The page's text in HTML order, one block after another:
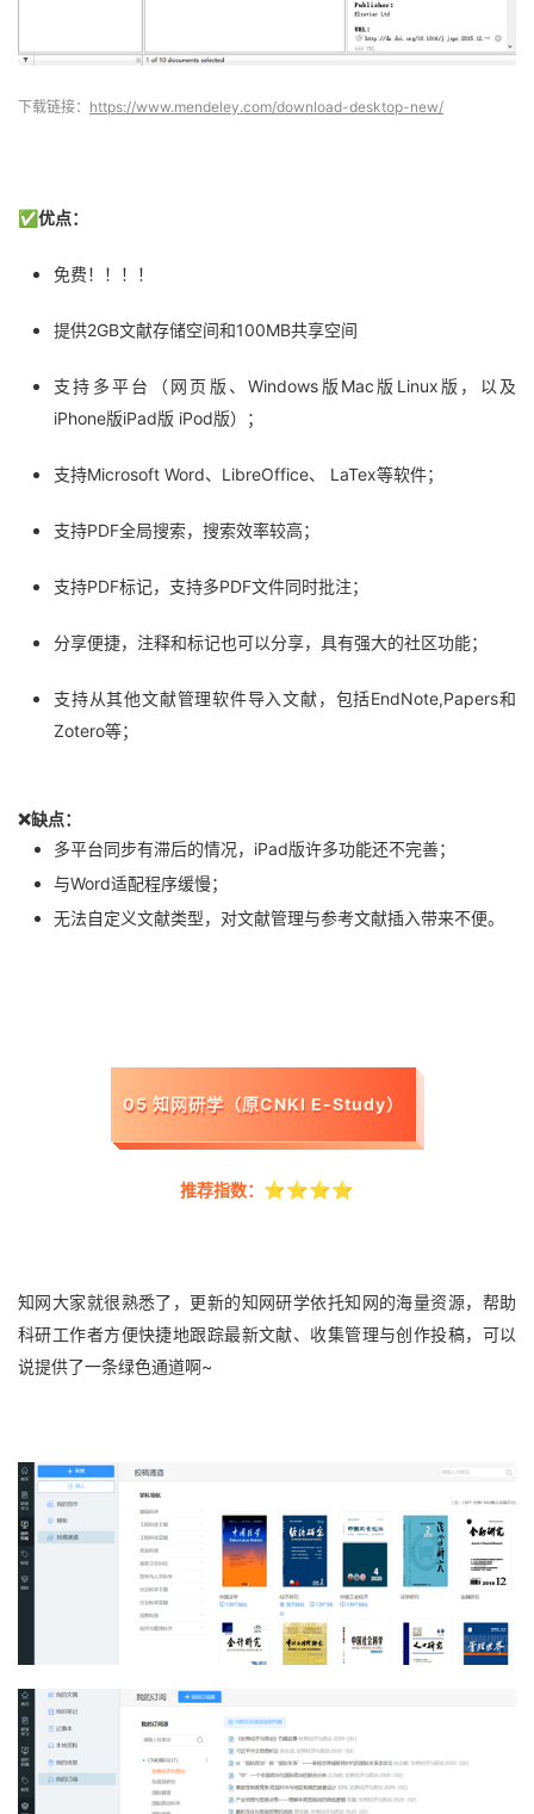
下载链接： https://www.mendeley.com/download-desktop-new/
✅优点：
免费！！！！
提供2GB文献存储空间和100MB共享空间
支持多平台（网页版、Windows版Mac版Linux版，以及
iPhone版iPad版 iPod版）；
支持Microsoft Word、LibreOffice、 LaTex等软件；
支持PDF全局搜索，搜索效率较高；
支持PDF标记，支持多PDF文件同时批注；
分享便捷，注释和标记也可以分享，具有强大的社区功能；
支持从其他文献管理软件导入文献，包括EndNote,Papers和
Zotero等；
❌缺点：
多平台同步有滞后的情况，iPad版许多功能还不完善；
与Word适配程序缓慢；
无法自定义文献类型，对文献管理与参考文献插入带来不便。
05 知网研学（原CNKI E-Study）
推荐指数： ⭐⭐⭐⭐
知网大家就很熟悉了，更新的知网研学依托知网的海量资源，帮助
科研工作者方便快捷地跟踪最新文献、收集管理与创作投稿，可以
说提供了一条绿色通道啊~